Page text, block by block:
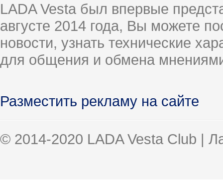
LADA Vesta был впервые
августе 2014 года, Вы можете
новости, узнать технические
для общения и обмена
Разместить рекламу на сайте
© 2014-2020 LADA Vesta Club |